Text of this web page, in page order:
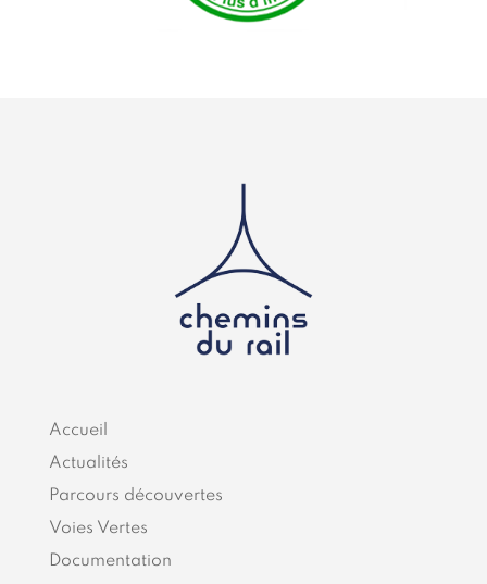
Accueil
Actualités
Parcours découvertes
Voies Vertes
Documentation